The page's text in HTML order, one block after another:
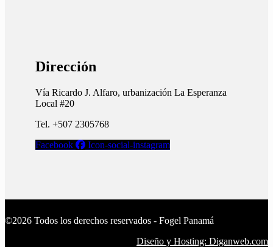
Dirección
Vía Ricardo J. Alfaro, urbanización La Esperanza
Local #20
Tel. +507 2305768
Facebook
Icon-social-instagram
©2026 Todos los derechos reservados - Fogel Panamá
Diseño y Hosting: Diganweb.com